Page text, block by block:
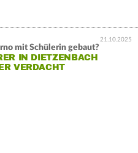
21.10.2025
mit Schülerin gebaut?
IN DIETZENBACH
VERDACHT